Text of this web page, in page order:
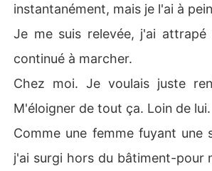
instantanément, mais je l'ai à
Je me suis relevée, j'ai
continué à marcher.
Chez moi. Je voulais juste
M'éloigner de tout ça. Loin de lui.
Comme une femme fuyant une
j'ai surgi hors du bâtiment-pour